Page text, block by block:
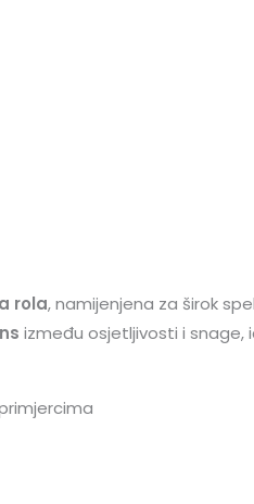
rola, namijenjena za širok
između osjetljivosti i snage,